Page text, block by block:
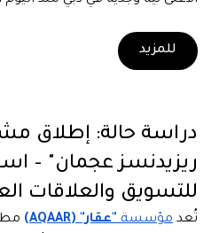
للمزيد
دراسة حالة: إطلاق
ريزيدنسز عجمان" –
للتسويق والعلاقات
تُعد مؤسسة"عقار" (AQAAR)